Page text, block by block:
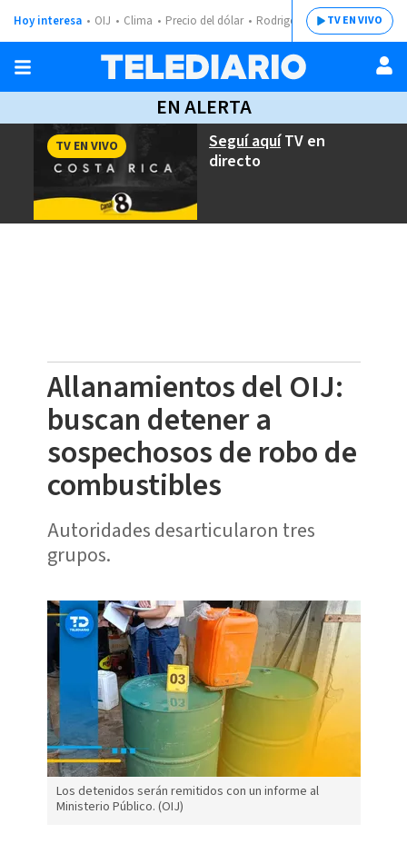
Hoy interesa OIJ Clima Precio del dólar Rodrigo ChavesTV EN VIVO
EN ALERTA
Seguí aquíTV en
directo
TV EN VIVO
Allanamientos del OIJ:
buscan detener a
sospechosos de robo de
combustibles
Autoridades desarticularon tres
grupos.
Los detenidos serán remitidos con un informe al
Ministerio Público. (OIJ)